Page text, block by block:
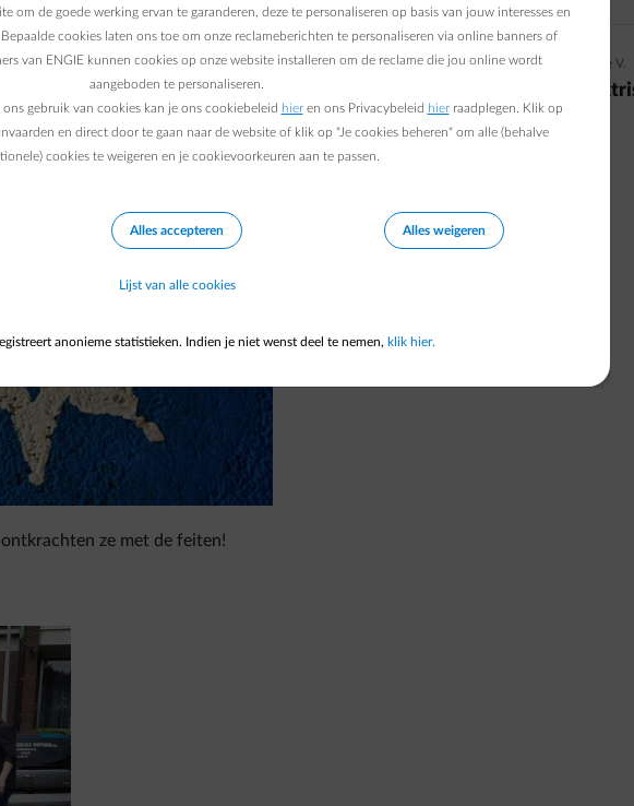
steeg in 2020 met 156%, ofwel
van 3,5% tegenover 1,6%
ze met de feiten!
13/08/2021 | 5 min. Isabelle V.
De batterij van je
met je zonnepanelen
om de goede werking ervan te garanderen, deze te personaliseren op basis van jouw interesses en
cookies laten ons toe om onze reclameberichten te personaliseren via online banners of
van ENGIE kunnen cookies op onze website installeren om de reclame die jou online wordt
aangeboden te personaliseren.
gebruik van cookies kan je ons cookiebeleid hieren ons Privacybeleid hierraadplegen. Klik op
en direct door te gaan naar de website of klik op "Je cookies beheren" om alle (behalve
cookies te weigeren en je cookievoorkeuren aan te passen.
Alles accepteren Alles weigeren
Lijst van alle cookies
anonieme statistieken. Indien je niet wenst deel te nemen, klik hier.